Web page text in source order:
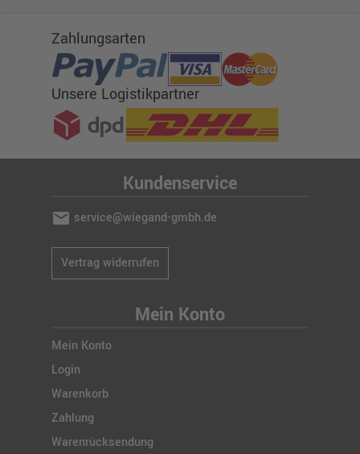
Zahlungsarten
Unsere Logistikpartner
Kundenservice
mail service@wiegand-gmbh.de
Vertrag widerrufen
Mein Konto
Mein Konto
Login
Warenkorb
Zahlung
Warenrücksendung